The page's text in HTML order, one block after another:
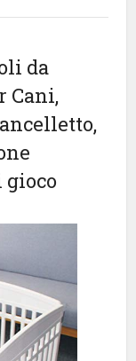
da
Cani,